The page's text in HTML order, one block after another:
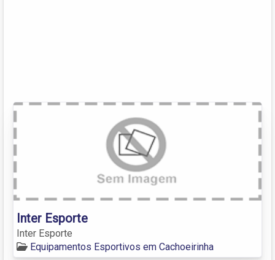
Inter Esporte
Inter Esporte
Equipamentos Esportivos em Cachoeirinha